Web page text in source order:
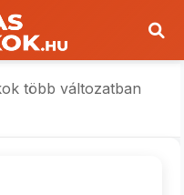
több változatban